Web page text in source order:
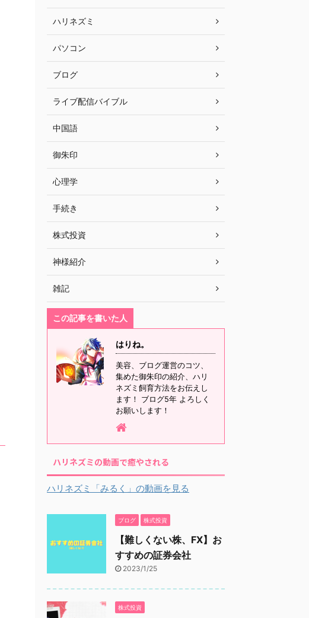
ハリネズミ
パソコン
ブログ
ライブ配信バイブル
中国語
御朱印
心理学
手続き
株式投資
神様紹介
雑記
この記事を書いた人
はりね。
美容、ブログ運営のコツ、
集めた御朱印の紹介、ハリ
ネズミ飼育方法をお伝えし
ます！ ブログ5年 よろしく
お願いします！
ハリネズミの動画で癒やされる
ハリネズミ「みるく」の動画を見る
ブログ 株式投資
【難しくない株、FX】お
すすめの証券会社
2023/1/25
株式投資